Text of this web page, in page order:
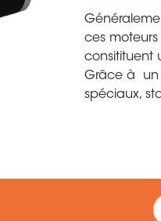
ces
consitituent
Grâce à un
spéciaux,